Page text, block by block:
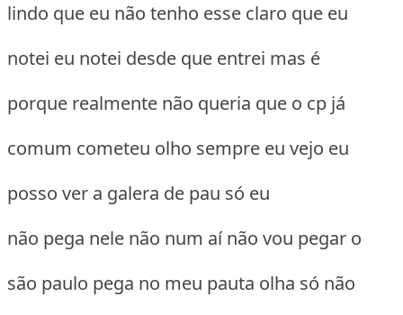
lindo que eu não tenho esse claro que eu
notei eu notei desde que entrei mas é
porque realmente não queria que o cp já
comum cometeu olho sempre eu vejo eu
posso ver a galera de pau só eu
não pega nele não num aí não vou pegar o
são paulo pega no meu pauta olha só não